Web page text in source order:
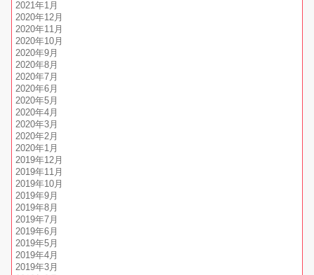
2021年1月
2020年12月
2020年11月
2020年10月
2020年9月
2020年8月
2020年7月
2020年6月
2020年5月
2020年4月
2020年3月
2020年2月
2020年1月
2019年12月
2019年11月
2019年10月
2019年9月
2019年8月
2019年7月
2019年6月
2019年5月
2019年4月
2019年3月